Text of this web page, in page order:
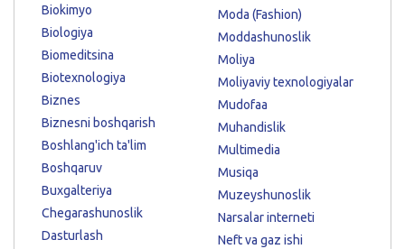
Biokimyo
Biologiya
Biomeditsina
Biotexnologiya
Biznes
Biznesni boshqarish
Boshlang'ich ta'lim
Boshqaruv
Buxgalteriya
Chegarashunoslik
Dasturlash
Moda (Fashion)
Moddashunoslik
Moliya
Moliyaviy texnologiyalar
Mudofaa
Muhandislik
Multimedia
Musiqa
Muzeyshunoslik
Narsalar interneti
Neft va gaz ishi